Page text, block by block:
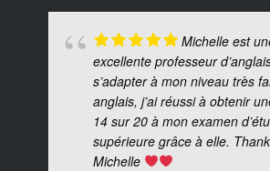
Michelle est
excellente professeur
s’adapter à mon niveau très
anglais, j’ai réussi à obtenir
14 sur 20 à mon examen
supérieure grâce à elle.
Michelle